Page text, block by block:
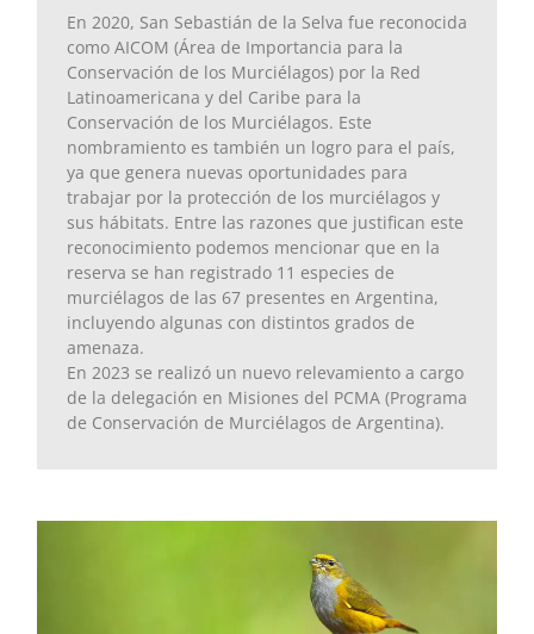
En 2020, San Sebastián de la Selva fue reconocida
como AICOM (Área de Importancia para la
Conservación de los Murciélagos) por la Red
Latinoamericana y del Caribe para la
Conservación de los Murciélagos. Este
nombramiento es también un logro para el país,
ya que genera nuevas oportunidades para
trabajar por la protección de los murciélagos y
sus hábitats. Entre las razones que justifican este
reconocimiento podemos mencionar que en la
reserva se han registrado 11 especies de
murciélagos de las 67 presentes en Argentina,
incluyendo algunas con distintos grados de
amenaza.
En 2023 se realizó un nuevo relevamiento a cargo
de la delegación en Misiones del PCMA (Programa
de Conservación de Murciélagos de Argentina).